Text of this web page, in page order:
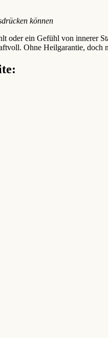
können
oder ein Gefühl von innerer
Ohne Heilgarantie, doch